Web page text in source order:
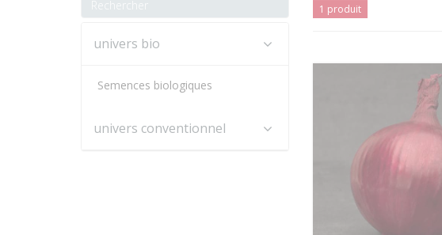
univers bio
Semences biologiques
univers conventionnel
1 produit